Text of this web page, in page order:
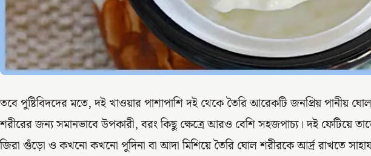
তবে পুষ্টিবিদদের মতে, দই খাওয়ার পাশাপাশি দই থেকে তৈরি আরেকটি জনপ্রিয় পানীয় ঘোল
শরীরের জন্য সমানভাবে উপকারী, বরং কিছু ক্ষেত্রে আরও বেশি সহজপাচ্য। দই ফেটিয়ে
জিরা গুঁড়ো ও কখনো কখনো পুদিনা বা আদা মিশিয়ে তৈরি ঘোল শরীরকে আর্দ্র রাখতে